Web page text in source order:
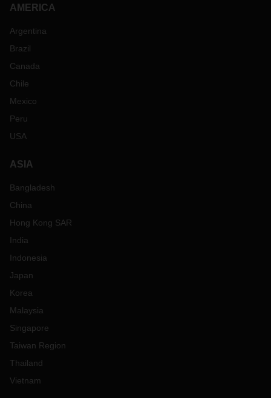
AMERICA
Argentina
Brazil
Canada
Chile
Mexico
Peru
USA
ASIA
Bangladesh
China
Hong Kong SAR
India
Indonesia
Japan
Korea
Malaysia
Singapore
Taiwan Region
Thailand
Vietnam